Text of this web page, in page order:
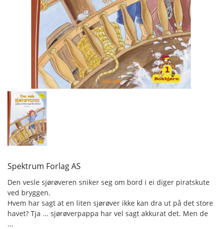
Spektrum Forlag AS
Den vesle sjørøveren sniker seg om bord i ei diger piratskute
ved bryggen.
Hvem har sagt at en liten sjørøver ikke kan dra ut på det store
havet? Tja ... sjørøverpappa har vel sagt akkurat det. Men de
...